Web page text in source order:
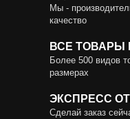
Мы -
качество
ВСЕ ТОВАРЫ
Более 500 видов
размерах
ЭКСПРЕСС
Сделай заказ